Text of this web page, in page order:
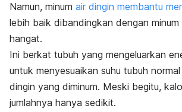
Namun, minum air dingin membantu
lebih baik dibandingkan dengan
hangat.
Ini berkat tubuh yang mengeluarkan
untuk menyesuaikan suhu tubuh
dingin yang diminum. Meski begitu,
jumlahnya hanya sedikit.